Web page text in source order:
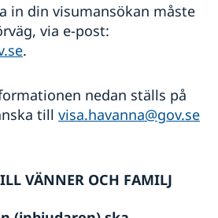
in din visumansökan måste
via e-post:
.
nedan ställs på
till visa.havanna@gov.se
VÄNNER OCH FAMILJ